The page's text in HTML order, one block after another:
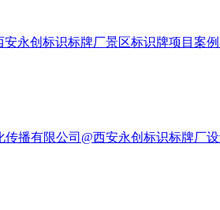
永创标识标牌厂景区标识牌项目案
播有限公司@西安永创标识标牌厂